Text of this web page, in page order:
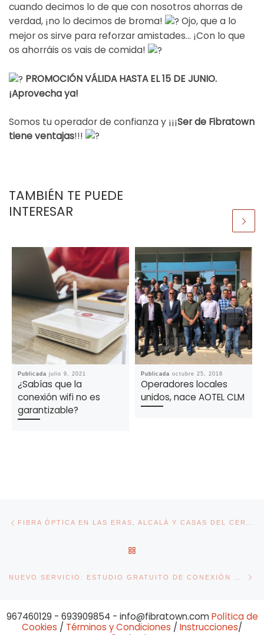
cuando decimos lo de que con nosotros ahorras de
verdad, ¡no lo decimos de broma!
Ojo, que a lo
mejor os sirve para reforzar amistades… ¡Con lo que
os ahorráis os vais de comida!
PROMOCIÓN VÁLIDA HASTA EL 15 DE JUNIO.
¡Aprovecha ya!
Somos tu operador de confianza y ¡¡¡Ser de Fibratown
tiene ventajas!!!
TAMBIÉN TE PUEDE
INTERESAR
Publicadajulio 9, 2021
¿Sabías que la
conexión wifi no es
garantizable?
Publicadaoctubre 25, 2018
Operadores locales
unidos, nace AOTEL CLM
Navegación de entradas
967460129 - 693909854 - info@fibratown.com Política de
Cookies / Términos y Condiciones / Instrucciones/